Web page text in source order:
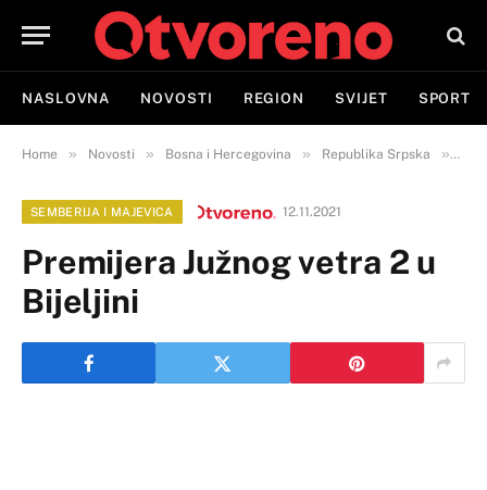
NASLOVNA NOVOSTI REGION SVIJET SPORT
Home » Novosti » Bosna i Hercegovina » Republika Srpska »
SEMBERIJA I MAJEVICA 12.11.2021
Premijera Južnog vetra 2 u
Bijeljini